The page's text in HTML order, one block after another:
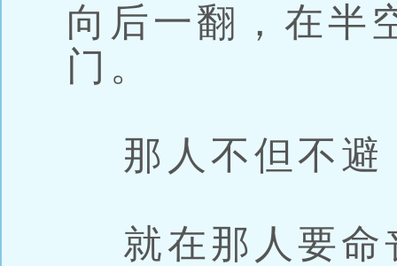
向后一翻，在半
门。
那人不但不避
就在那人要命